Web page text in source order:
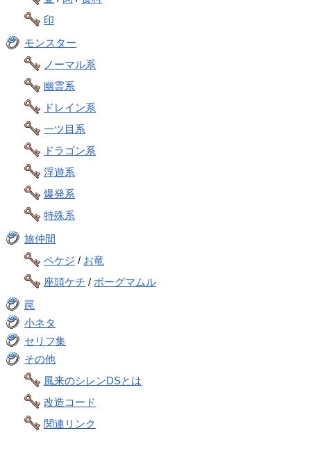
印
モンスター
ノーマル系
幽霊系
ドレイン系
一ツ目系
ドラゴン系
浮遊系
爆発系
特殊系
旅仲間
ペケジ / お竜
座頭ケチ / ボーグマムル
罠
小ネタ
セリフ集
その他
風来のシレンDSとは
改造コード
関連リンク